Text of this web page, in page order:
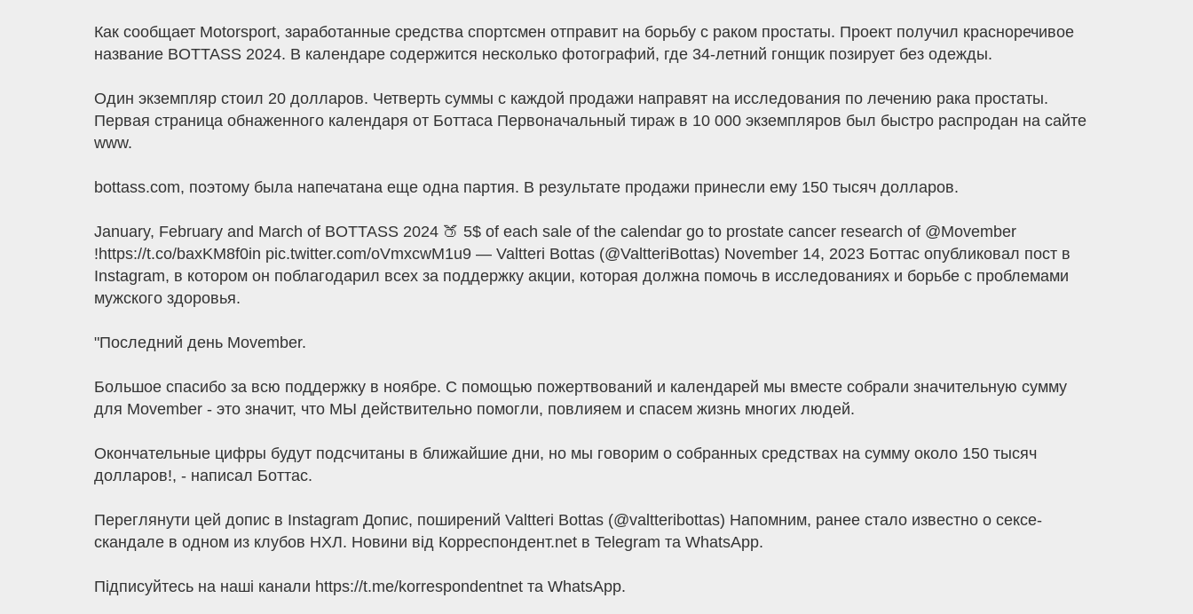
Как сообщает Motorsport, заработанные средства спортсмен отправит на борьбу с раком простаты. Проект получил красноречивое
название BOTTASS 2024. В календаре содержится несколько фотографий, где 34-летний гонщик позирует без одежды.
Один экземпляр стоил 20 долларов. Четверть суммы с каждой продажи направят на исследования по лечению рака простаты.
Первая страница обнаженного календаря от Боттаса Первоначальный тираж в 10 000 экземпляров был быстро распродан на сайте
www.
bottass.com, поэтому была напечатана еще одна партия. В результате продажи принесли ему 150 тысяч долларов.
January, February and March of BOTTASS 2024 🍑 5$ of each sale of the calendar go to prostate cancer research of @Movember
!https://t.co/baxKM8f0in pic.twitter.com/oVmxcwM1u9 — Valtteri Bottas (@ValtteriBottas) November 14, 2023 Боттас опубликовал пост в
Instagram, в котором он поблагодарил всех за поддержку акции, которая должна помочь в исследованиях и борьбе с проблемами
мужского здоровья.
"Последний день Movember.
Большое спасибо за всю поддержку в ноябре. С помощью пожертвований и календарей мы вместе собрали значительную сумму
для Movember - это значит, что МЫ действительно помогли, повлияем и спасем жизнь многих людей.
Окончательные цифры будут подсчитаны в ближайшие дни, но мы говорим о собранных средствах на сумму около 150 тысяч
долларов!, - написал Боттас.
Переглянути цей допис в Instagram Допис, поширений Valtteri Bottas (@valtteribottas) Напомним, ранее стало известно о сексе-
скандале в одном из клубов НХЛ. Новини від Корреспондент.net в Telegram та WhatsApp.
Підписуйтесь на наші канали https://t.me/korrespondentnet та WhatsApp.